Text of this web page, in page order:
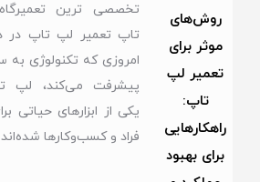
روش‌های
موثر برای
تعمیر لپ
تاپ:
راهکارهایی
برای بهبود
تخصصی ترین
تاپ تعمیر لپ تاپ در
امروزی که تکنولوژی به
پیشرفت می‌کند، لپ
یکی از ابزارهای حیاتی
فراد و کسب‌وکارها